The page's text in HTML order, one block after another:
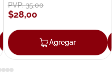
Agregar
PVP:35,00
$28,00
Agregar